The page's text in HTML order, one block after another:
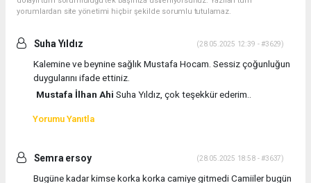
yorumlardan site yönetimi hiçbir şekilde sorumlu tutulamaz.
Suha Yıldız (28.05.2025 12:39 - #3629)
Kalemine ve beynine sağlık Mustafa Hocam. Sessiz çoğunluğun
duygularını ifade ettiniz.
Mustafa İlhan Ahi Suha Yıldız, çok teşekkür ederim..
Yorumu Yanıtla
Semra ersoy (28.05.2025 18:58 - #3637)
Bugüne kadar kimse korka korka camiye gitmedi Camiiler bugün